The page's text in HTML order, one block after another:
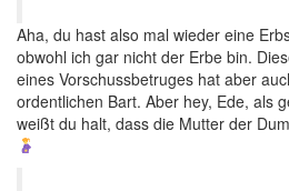
Aha, du hast also mal wieder eine
obwohl ich gar nicht der Erbe bin.
eines Vorschussbetruges hat aber
ordentlichen Bart. Aber hey, Ede, als
weißt du halt, dass die Mutter der